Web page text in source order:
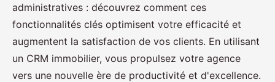
administratives : découvrez comment ces
fonctionnalités clés optimisent votre efficacité et
augmentent la satisfaction de vos clients. En utilisant
un CRM immobilier, vous propulsez votre agence
vers une nouvelle ère de productivité et d'excellence.